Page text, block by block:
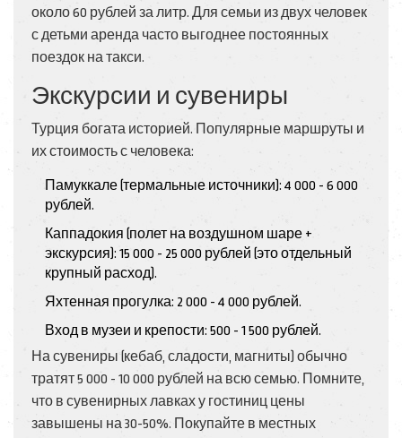
около 60 рублей за литр. Для семьи из двух человек
с детьми аренда часто выгоднее постоянных
поездок на такси.
Экскурсии и сувениры
Турция богата историей. Популярные маршруты и
их стоимость с человека:
Памуккале(термальные источники): 4 000 - 6 000
рублей.
Каппадокия (полет на воздушном шаре +
экскурсия): 15 000 - 25 000 рублей (это отдельный
крупный расход).
Яхтенная прогулка: 2 000 - 4 000 рублей.
Вход в музеи и крепости: 500 - 1 500 рублей.
На сувениры (кебаб, сладости, магниты) обычно
тратят 5 000 - 10 000 рублей на всю семью. Помните,
что в сувенирных лавках у гостиниц цены
завышены на 30-50%. Покупайте в местных